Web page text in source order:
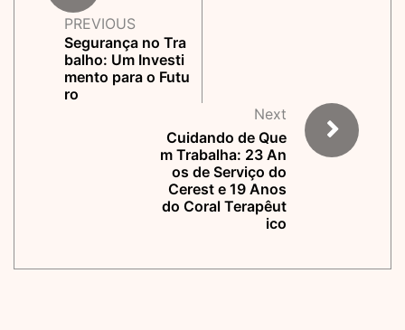
PREVIOUS
Segurança no Tra
balho: Um Investi
mento para o Futu
ro
Next
Cuidando de Que
m Trabalha: 23 An
os de Serviço do
Cerest e 19 Anos
do Coral Terapêut
ico